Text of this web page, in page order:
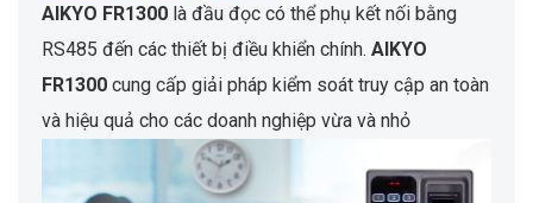
AIKYO FR1300 là đầu đọc có thể phụ kết nối bằng
RS485 đến các thiết bị điều khiển chính. AIKYO
FR1300 cung cấp giải pháp kiểm soát truy cập an toàn
và hiệu quả cho các doanh nghiệp vừa và nhỏ